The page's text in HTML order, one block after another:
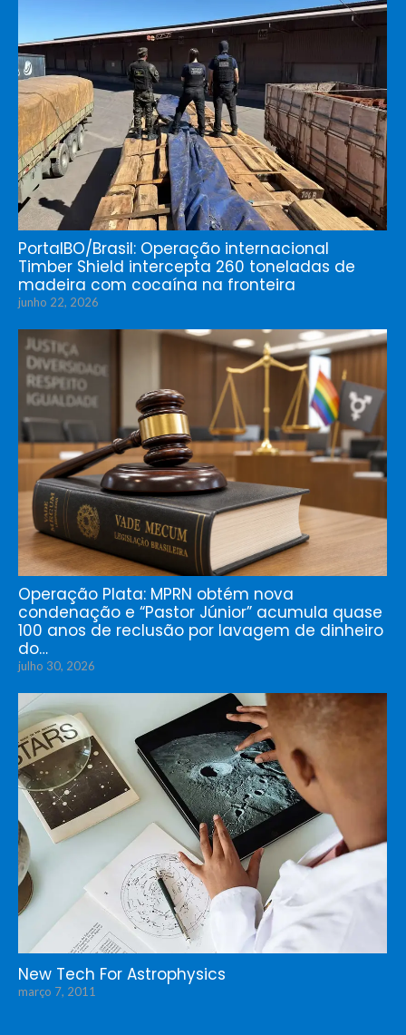
PortalBO/Brasil: Operação internacional
Timber Shield intercepta 260 toneladas de
madeira com cocaína na fronteira
junho 22, 2026
Operação Plata: MPRN obtém nova
condenação e “Pastor Júnior” acumula quase
100 anos de reclusão por lavagem de dinheiro
do…
julho 30, 2026
New Tech For Astrophysics
março 7, 2011